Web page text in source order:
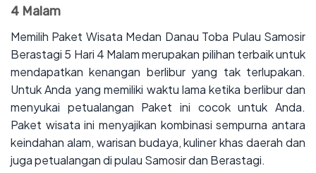
4 Malam
Memilih Paket Wisata Medan Danau Toba Pulau Samosir
Berastagi 5 Hari 4 Malam merupakan pilihan terbaik untuk
mendapatkan kenangan berlibur yang tak terlupakan.
Untuk Anda yang memiliki waktu lama ketika berlibur dan
menyukai petualangan Paket ini cocok untuk Anda.
Paket wisata ini menyajikan kombinasi sempurna antara
keindahan alam, warisan budaya, kuliner khas daerah dan
juga petualangan di pulau Samosir dan Berastagi.